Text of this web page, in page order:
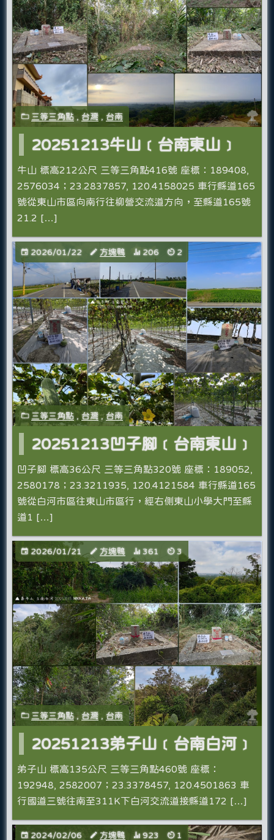
三等三角點,台灣 ,台南
20251213牛山﹝台南東山﹞
牛山 標高212公尺 三等三角點416號 座標：189408,
2576034；23.2837857, 120.4158025 車行縣道165
號從東山市區向南行往柳營交流道方向，至縣道165號
21.2 […]
2026/01/22 方塊鴨 206 2
三等三角點 ,台灣 ,台南
20251213凹子腳﹝台南東山﹞
凹子腳 標高36公尺 三等三角點320號 座標：189052,
2580178；23.3211935, 120.4121584 車行縣道165
號從白河市區往東山市區行，經右側東山小學大門至縣
道1 […]
2026/01/21 方塊鴨 361 3
三等三角點,台灣 ,台南
20251213弟子山﹝台南白河﹞
弟子山 標高135公尺 三等三角點460號 座標：
192948, 2582007；23.3378457, 120.4501863 車
行國道三號往南至311K下白河交流道接縣道172 […]
2024/02/06 方塊鴨 923 1